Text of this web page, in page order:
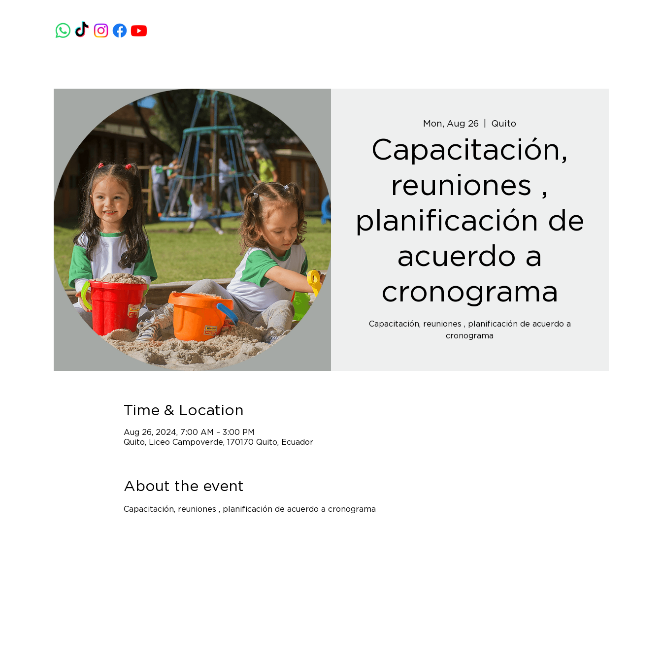
Mon, Aug 26 Quito
Capacitación,
reuniones ,
planificación de
acuerdo a
cronograma
Capacitación, reuniones , planificación de acuerdo a
cronograma
Time & Location
Aug 26, 2024, 7:00 AM – 3:00 PM
Quito, Liceo Campoverde, 170170 Quito, Ecuador
About the event
Capacitación, reuniones , planificación de acuerdo a cronograma